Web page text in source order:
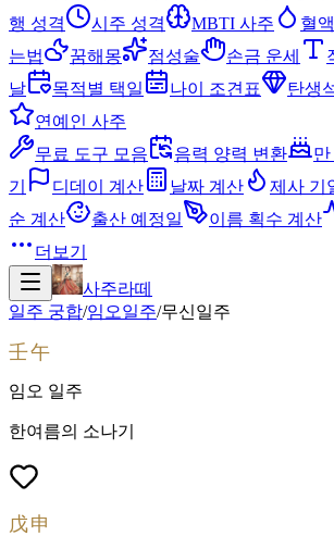
행 성격
시주 성격 MBTI 사주 혈
는법
꿈해몽 점성술 손금 운세
날
목적별 택일 나이 조견표 탄생
연예인 사주
무료 도구 모음
음력 양력 변환
기
디데이 계산 날짜 계산 제사 기
순 계산
출산 예정일 이름 획수 계산
더보기
사주라떼
일주 궁합/임오일주/무신일주
壬午
임오 일주
한여름의 소나기
戊申